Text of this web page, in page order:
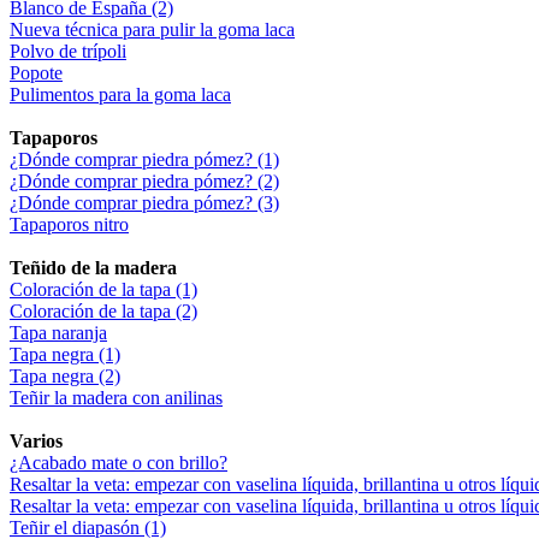
Blanco de España (2)
Nueva técnica para pulir la goma laca
Polvo de trípoli
Popote
Pulimentos para la goma laca
Tapaporos
¿Dónde comprar piedra pómez? (1)
¿Dónde comprar piedra pómez? (2)
¿Dónde comprar piedra pómez? (3)
Tapaporos nitro
Teñido de la madera
Coloración de la tapa (1)
Coloración de la tapa (2)
Tapa naranja
Tapa negra (1)
Tapa negra (2)
Teñir la madera con anilinas
Varios
¿Acabado mate o con brillo?
Resaltar la veta: empezar con vaselina líquida, brillantina u otros
Resaltar la veta: empezar con vaselina líquida, brillantina u otros
Teñir el diapasón (1)